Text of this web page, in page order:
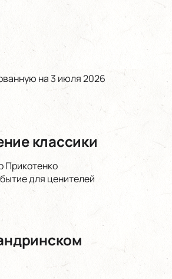
на 3 июля 2026
классики
Прикотенко
для ценителей